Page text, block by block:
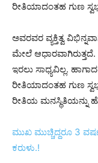
ರೀತಿಯಾದಂತಹ ಗುಣ
ಅವರವರ ವ್ಯಕ್ತಿತ್ವ
ಮೇಲೆ ಆಧಾರವಾಗಿರುತ್ತದೆ.
ಇರಲು ಸಾಧ್ಯವಿಲ್ಲ.
ರೀತಿಯಾದಂತಹ ಗುಣ
ರೀತಿಯ ಮನಸ್ಥಿತಿಯನ್ನು
ಮುಖ ಮುಚ್ಚಿದ್ದರೂ 3
ಕರುಳು.!